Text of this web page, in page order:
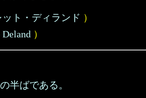
ト・ディランド ）
）
半ばである。